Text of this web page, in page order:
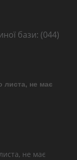
бази: (044)
листа, не має
не має